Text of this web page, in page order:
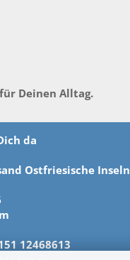
Deinen Alltag.
da
Ostfriesische Inseln
12468613